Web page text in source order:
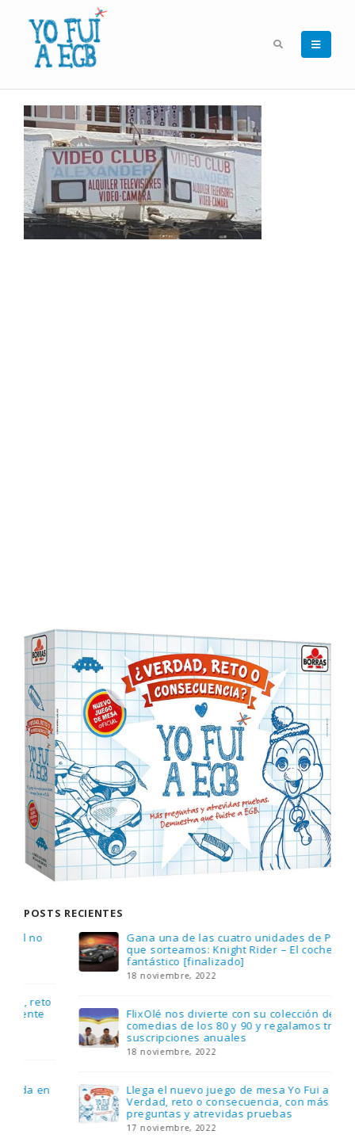
POSTS RECIENTES
Gana una de las cuatro unidades de PLAYMOBIL
que sorteamos: Knight Rider – El coche
fantástico [finalizado]
18 noviembre, 2022
FlixOlé nos divierte con su colección de
comedias de los 80 y 90 y regalamos tres
suscripciones anuales
18 noviembre, 2022
Llega el nuevo juego de mesa Yo Fui a EGB:
Verdad, reto o consecuencia, con más
preguntas y atrevidas pruebas
17 noviembre, 2022